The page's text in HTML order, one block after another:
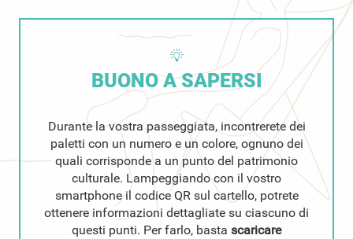
BUONO A SAPERSI
Durante la vostra passeggiata, incontrerete dei
paletti con un numero e un colore, ognuno dei
quali corrisponde a un punto del patrimonio
culturale. Lampeggiando con il vostro
smartphone il codice QR sul cartello, potrete
ottenere informazioni dettagliate su ciascuno di
questi punti. Per farlo, basta scaricare